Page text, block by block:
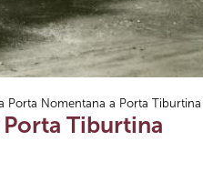
Porta Nomentana a Porta Tiburtina
Tiburtina